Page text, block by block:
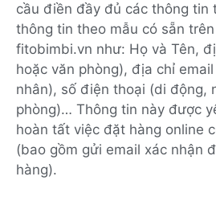
cầu điền đầy đủ các thông tin
thông tin theo mẫu có sẵn
fitobimbi.vn như: Họ và Tên,
hoặc văn phòng), địa chỉ
nhân), số điện thoại (di động,
phòng)… Thông tin này được
hoàn tất việc đặt hàng online
(bao gồm gửi email xác nhận
hàng).